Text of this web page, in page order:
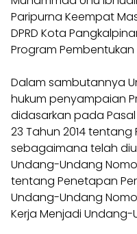
Paripurna Keempat
DPRD Kota
Program
Dalam sambutannya
hukum penyampaian
didasarkan pada
23 Tahun 2014
sebagaimana telah
Undang-Undang
tentang Penetapan
Undang-Undang
Kerja Menjadi Undang-